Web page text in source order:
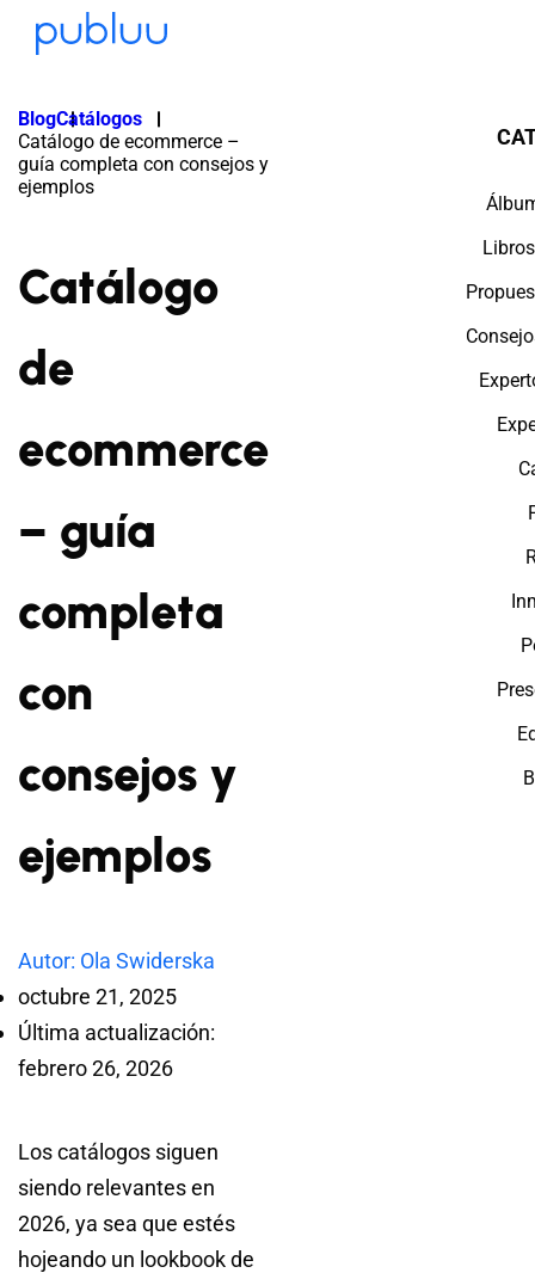
BlogCatálogos
Catálogo de ecommerce –
guía completa con consejos y
ejemplos
Catálogo
de
ecommerce
– guía
completa
con
consejos y
ejemplos
Autor: Ola Swiderska
octubre 21, 2025
Última actualización:
febrero 26, 2026
Los catálogos siguen
siendo relevantes en
2026, ya sea que estés
hojeando un lookbook de